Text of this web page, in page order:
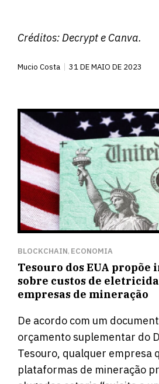
Créditos:Decrypte Canva.
Mucio Costa 31 DE MAIO DE 2023
BLOCKCHAIN, ECONOMIA
Tesouro dos EUA propõe
sobre custos de
empresas de mineração
De acordo com um
orçamento suplementar do
Tesouro, qualquer empresa
plataformas de mineração